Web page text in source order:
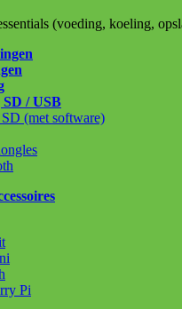
(voeding, koeling,
SD / USB
(met software)
Pi